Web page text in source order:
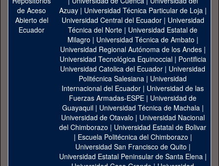
Azuay| Universidad Técnica Particular de Loja|
Universidad Central del Ecuador| Universidad
Técnica del Norte | Universidad Estatal de
Milagro | Universidad Técnica de Ambato |
Universidad Regional Autónoma de los Andes|
Universidad Tecnológica Equinoccial| Pontificia
Universidad Catolica del Ecuador | Universidad
Politécnica Salesiana | Universidad
Internacional del Ecuador | Universidad de las
Fuerzas Armadas-ESPE | Universidad de
Guayaquil| Universidad Técnica de Machala|
Universidad de Otavalo | Universidad Nacional
del Chimborazo | Universidad Estatal de Bolivar
| Escuela Politécnica del Chimborazo |
Universidad San Francisco de Quito |
Universidad Estatal Peninsular de Santa Elena|